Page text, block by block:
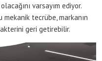
varsayım ediyor.
tecrübe, markanın
geri getirebilir.